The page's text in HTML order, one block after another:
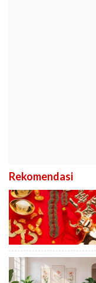
Rekomendasi